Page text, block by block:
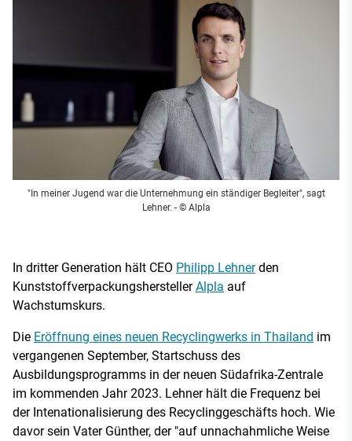
"In meiner Jugend war die Unternehmung ein ständiger Begleiter", sagt
Lehner. - © Alpla
In dritter Generation hält CEO Philipp Lehnerden
KunststoffverpackungsherstellerAlpla auf
Wachstumskurs.
Die Eröffnung eines neuen Recyclingwerks in Thailand im
vergangenen September, Startschuss des
Ausbildungsprogramms in der neuen Südafrika-Zentrale
im kommenden Jahr 2023. Lehner hält die Frequenz bei
der Intenationalisierung des Recyclinggeschäfts hoch. Wie
davor sein Vater Günther, der "auf unnachahmliche Weise